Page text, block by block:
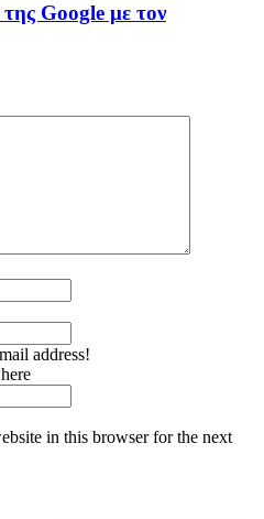
Google με τον
address!
in this browser for the next